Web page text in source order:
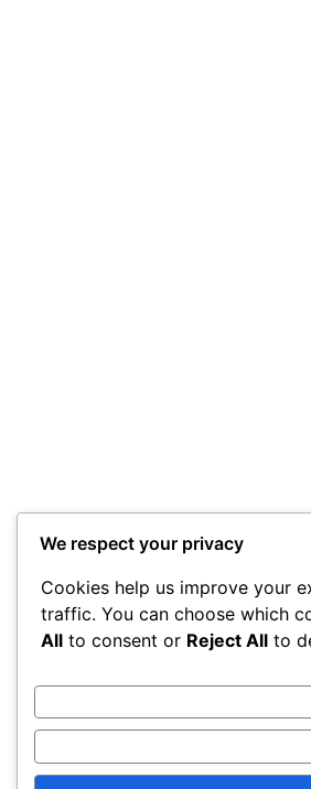
We respect your privacy
Cookies help us improve your
traffic. You can choose which
All to consent or Reject All to